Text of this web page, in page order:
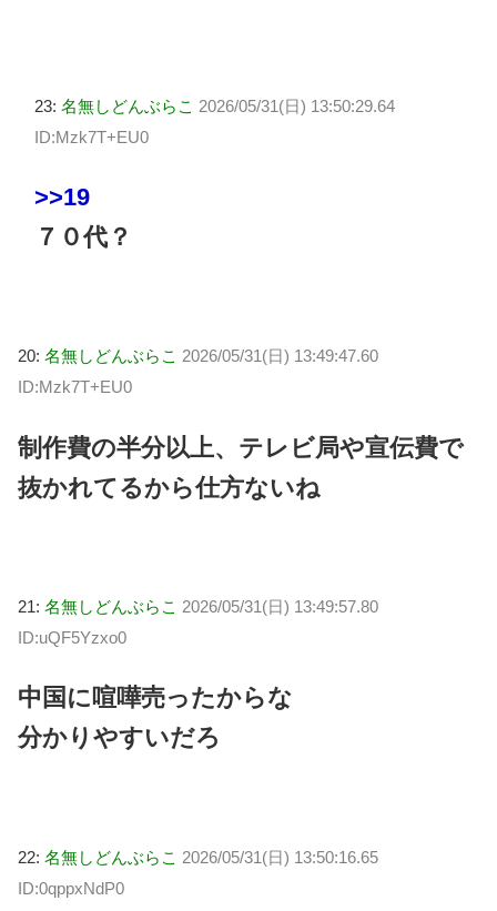
23: 名無しどんぶらこ 2026/05/31(日) 13:50:29.64
ID:Mzk7T+EU0
>>19
７０代？
20: 名無しどんぶらこ 2026/05/31(日) 13:49:47.60
ID:Mzk7T+EU0
制作費の半分以上、テレビ局や宣伝費で
抜かれてるから仕方ないね
21: 名無しどんぶらこ 2026/05/31(日) 13:49:57.80
ID:uQF5Yzxo0
中国に喧嘩売ったからな
分かりやすいだろ
22: 名無しどんぶらこ 2026/05/31(日) 13:50:16.65
ID:0qppxNdP0